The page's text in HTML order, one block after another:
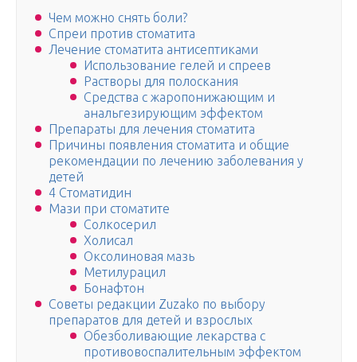
Чем можно снять боли?
Спреи против стоматита
Лечение стоматита антисептиками
Использование гелей и спреев
Растворы для полоскания
Средства с жаропонижающим и
анальгезирующим эффектом
Препараты для лечения стоматита
Причины появления стоматита и общие
рекомендации по лечению заболевания у
детей
4 Стоматидин
Мази при стоматите
Солкосерил
Холисал
Оксолиновая мазь
Метилурацил
Бонафтон
Советы редакции Zuzako по выбору
препаратов для детей и взрослых
Обезболивающие лекарства с
противовоспалительным эффектом